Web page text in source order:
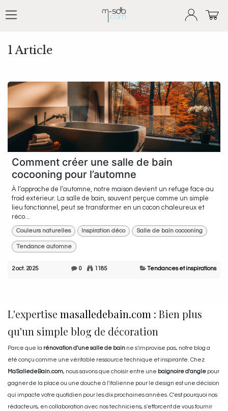
1 Article
Comment créer une salle de bain
cocooning pour l’automne
À l’approche de l’automne, notre maison devient un refuge face au
froid extérieur. La salle de bain, souvent perçue comme un simple
lieu fonctionnel, peut se transformer en un cocon chaleureux et
réco...
Couleurs naturelles Inspiration déco Salle de bain cocooning
Tendance automne
2 oct. 2025 0 1185 Tendances et inspirations
L'expertise masalledebain.com : Bien plus
qu'un simple blog de décoration
Parce que la rénovation d'une salle de bain ne s'improvise pas, notre blog a
été conçu comme une véritable ressource technique et inspirante. Chez
MaSalledeBain.com, nous savons que choisir entre une baignoire d'angle pour
gagner de la place ou une douche à l'italienne pour le design est une décision
qui impacte votre quotidien pour les dix prochaines années. C’est pourquoi nos
rédacteurs, en collaboration avec nos techniciens, s'efforcent de vous fournir